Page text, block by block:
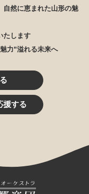
自然に恵まれた山形の魅
たします
力"溢れる未来へ
援する